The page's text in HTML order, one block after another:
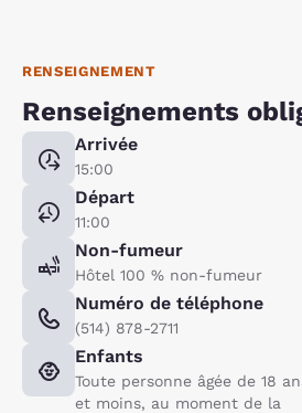
RENSEIGNEMENT
Renseignements
Arrivée
15:00
Départ
11:00
Non-fumeur
Hôtel 100 % non-fumeur
Numéro de téléphone
(514) 878-2711
Enfants
Toute personne âgée de 18
et moins, au moment de la